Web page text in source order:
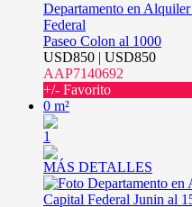
Departamento en
Federal
Paseo Colon al 1000
USD850 | USD850
AAP7140692
+/- Favorito
0 m²
1
MÁS DETALLES